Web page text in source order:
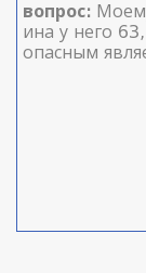
вопрос:
ина у него
опасным